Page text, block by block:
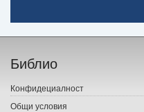
Начало
Печатни книги
Електронни книги
Библио
Конфидециалност
Общи условия